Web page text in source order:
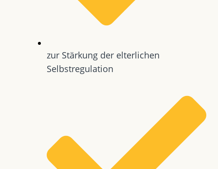
zur Stärkung der elterlichen
Selbstregulation